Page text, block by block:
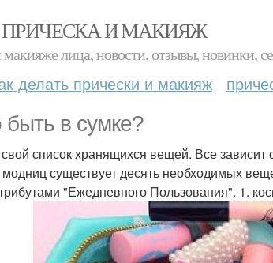
ПРИЧЕСКА И МАКИЯЖ
лица, новости, отзывы, новинки,
делать прически и макияж
в сумке?
список хранящихся вещей. Все зависит
существует десять необходимых
"Ежедневного Пользования". 1.